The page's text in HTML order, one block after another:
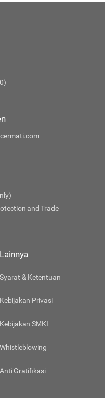
and Trade
Lainnya
Syarat & Ketentuan
Kebijakan Privasi
Kebijakan SMKI
Whistleblowing
Anti Gratifikasi